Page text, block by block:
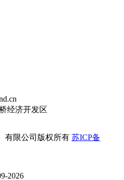
经济开发区
有限公司版权所有 苏ICP备
2026